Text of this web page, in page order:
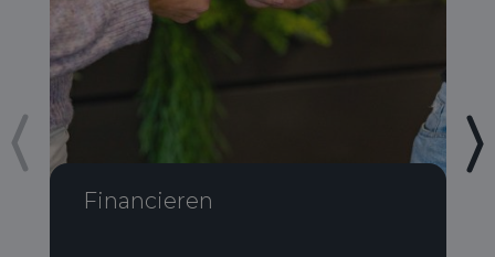
Financieren